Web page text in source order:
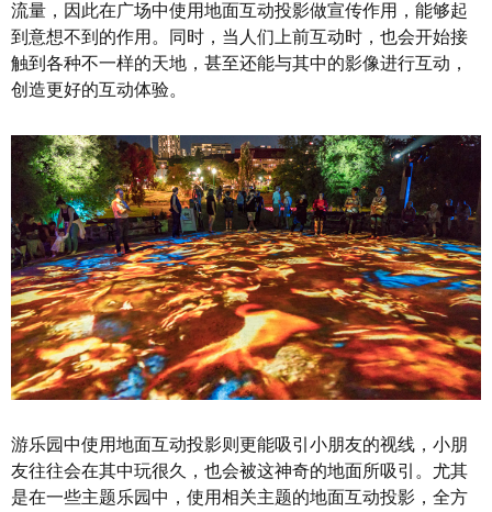
流量，因此在广场中使用地面互动投影做宣传作用，能够起
到意想不到的作用。同时，当人们上前互动时，也会开始接
触到各种不一样的天地，甚至还能与其中的影像进行互动，
创造更好的互动体验。
游乐园中使用地面互动投影则更能吸引小朋友的视线，小朋
友往往会在其中玩很久，也会被这神奇的地面所吸引。尤其
是在一些主题乐园中，使用相关主题的地面互动投影，全方